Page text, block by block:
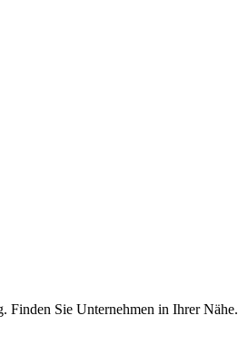
Finden Sie Unternehmen in Ihrer Nähe.